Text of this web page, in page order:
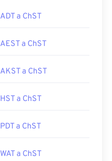
ADT a ChST
AEST a ChST
AKST a ChST
HST a ChST
PDT a ChST
WAT a ChST